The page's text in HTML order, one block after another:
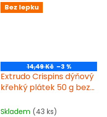
Bez lepku
14,49 Kč –3 %
Extrudo Crispins dýňový
křehký plátek 50 g bez
Skladem (43 ks)